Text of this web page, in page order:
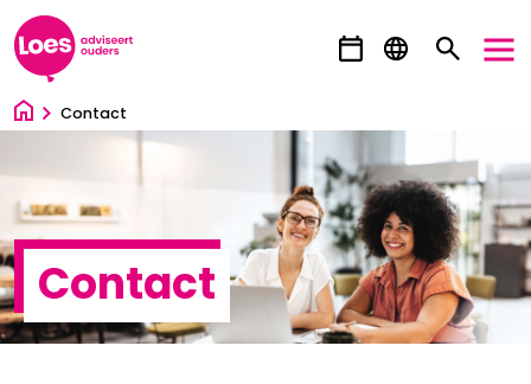
Ga direct naar inhoud
Contact
Contact